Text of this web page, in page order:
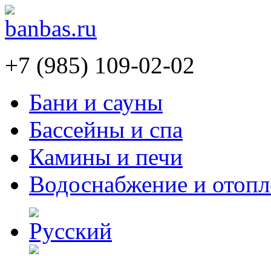
+7 (985) 109-02-02
Бани и сауны
Бассейны и спа
Камины и печи
Водоснабжение и